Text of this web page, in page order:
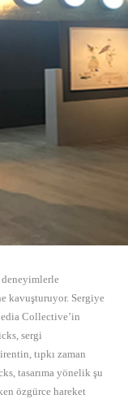
deneyimlerle
kavuşturuyor. Sergiye
Collective’in
sergi
tıpkı zaman
tasarıma yönelik şu
özgürce hareket